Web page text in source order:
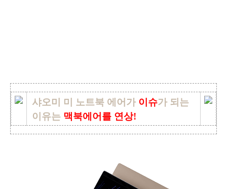
샤오미 미 노트북 에어가 이슈가 되는
이유는 맥북에어를 연상!